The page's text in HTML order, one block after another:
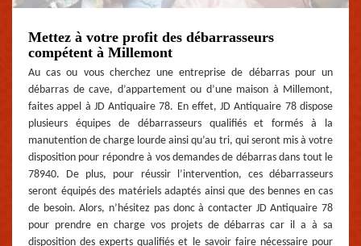
Mettez à votre profit des débarrasseurs
compétent à Millemont
Au cas ou vous cherchez une entreprise de débarras pour un
débarras de cave, d’appartement ou d’une maison à Millemont,
faites appel à JD Antiquaire 78. En effet, JD Antiquaire 78 dispose
plusieurs équipes de débarrasseurs qualifiés et formés à la
manutention de charge lourde ainsi qu’au tri, qui seront mis à votre
disposition pour répondre à vos demandes de débarras dans tout le
78940. De plus, pour réussir l’intervention, ces débarrasseurs
seront équipés des matériels adaptés ainsi que des bennes en cas
de besoin. Alors, n’hésitez pas donc à contacter JD Antiquaire 78
pour prendre en charge vos projets de débarras car il a à sa
disposition des experts qualifiés et le savoir faire nécessaire pour